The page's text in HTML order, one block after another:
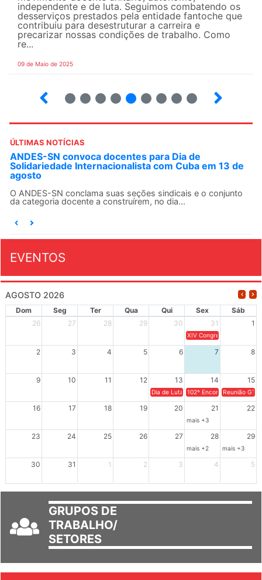
independente e de luta. Seguimos combatendo os
desserviços prestados pela entidade fantoche que
contribuiu para desestruturar a carreira e
precarizar nossas condições de trabalho. Como
re...
09 de Maio de 2025
ÚLTIMAS NOTÍCIAS
ANDES-SN convoca docentes para Dia de
Solidariedade Internacionalista com Cuba em 13 de
agosto
O ANDES-SN conclama suas seções sindicais e o conjunto
da categoria docente a construírem, no dia...
EVENTOS
AGOSTO 2026
Dom Seg Ter Qua Qui Sex
Sáb
26
27 28 29 30 31 1
XIV Congresso Brasileiro
2 3 4 5 6 7 8
9 10 11 12 13 14 15
Dia de Luta em Defesa de Cuba e da
102º Encontro da
Reunião
16 17 18 19 20 21 22
mais +3
23 24 25 26 27 28 29
mais +2 mais +3
30 31 1 2 3 4 5
GRUPOS DE
TRABALHO/
SETORES